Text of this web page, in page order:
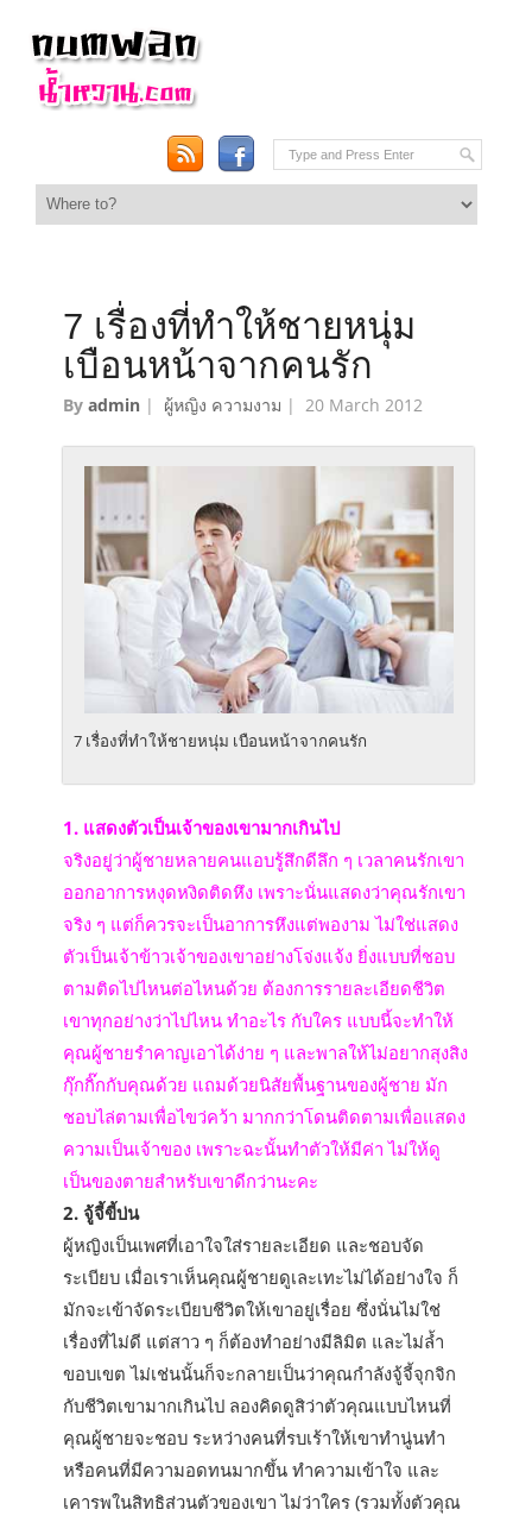
7 เรื่องที่ทำให้ชายหนุ่ม
เบือนหน้าจากคนรัก
Byadmin | ผู้หญิง ความงาม |20 March 2012
7 เรื่องที่ทำให้ชายหนุ่ม เบือนหน้าจากคนรัก
1. แสดงตัวเป็นเจ้าของเขามากเกินไป
จริงอยู่ว่าผู้ชายหลายคนแอบรู้สึกดีลึก ๆ เวลาคนรักเขา
ออกอาการหงุดหงิดติดหึง เพราะนั่นแสดงว่าคุณรักเขา
จริง ๆ แต่ก็ควรจะเป็นอาการหึงแต่พองาม ไม่ใช่แสดง
ตัวเป็นเจ้าข้าวเจ้าของเขาอย่างโจ่งแจ้ง ยิ่งแบบที่ชอบ
ตามติดไปไหนต่อไหนด้วย ต้องการรายละเอียดชีวิต
เขาทุกอย่างว่าไปไหน ทำอะไร กับใคร แบบนี้จะทำให้
คุณผู้ชายรำคาญเอาได้ง่าย ๆ และพาลให้ไม่อยากสุงสิง
กุ๊กกิ๊กกับคุณด้วย แถมด้วยนิสัยพื้นฐานของผู้ชาย มัก
ชอบไล่ตามเพื่อไขว่คว้า มากกว่าโดนติดตามเพื่อแสดง
ความเป็นเจ้าของ เพราะฉะนั้นทำตัวให้มีค่า ไม่ให้ดู
เป็นของตายสำหรับเขาดีกว่านะคะ
2. จู้จี้ขี้บ่น
ผู้หญิงเป็นเพศที่เอาใจใส่รายละเอียด และชอบจัด
ระเบียบ เมื่อเราเห็นคุณผู้ชายดูเละเทะไม่ได้อย่างใจ ก็
มักจะเข้าจัดระเบียบชีวิตให้เขาอยู่เรื่อย ซึ่งนั่นไม่ใช่
เรื่องที่ไม่ดี แต่สาว ๆ ก็ต้องทำอย่างมีลิมิต และไม่ล้ำ
ขอบเขต ไม่เช่นนั้นก็จะกลายเป็นว่าคุณกำลังจู้จี้จุกจิก
กับชีวิตเขามากเกินไป ลองคิดดูสิว่าตัวคุณแบบไหนที่
คุณผู้ชายจะชอบ ระหว่างคนที่รบเร้าให้เขาทำนู่นทำ
หรือคนที่มีความอดทนมากขึ้น ทำความเข้าใจ และ
เคารพในสิทธิส่วนตัวของเขา ไม่ว่าใคร (รวมทั้งตัวคุณ